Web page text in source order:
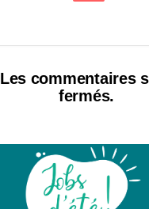
Les commentaires
fermés.